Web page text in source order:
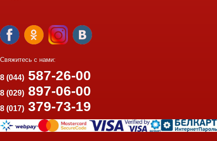
Свяжитесь с нами:
8 (044) 587-26-00
8 (029) 897-06-00
8 (017) 379-73-19